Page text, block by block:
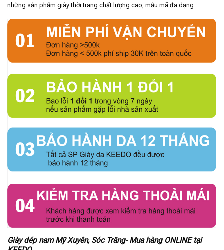
những sản phẩm giày thời trang chất lượng cao, mẫu mã đa dạng.
Giày dép nam Mỹ Xuyên, Sóc Trăng- Mua hàng ONLINE tại